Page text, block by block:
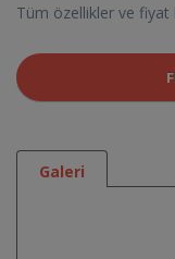
Tüm özellikler ve fiyat
Galeri